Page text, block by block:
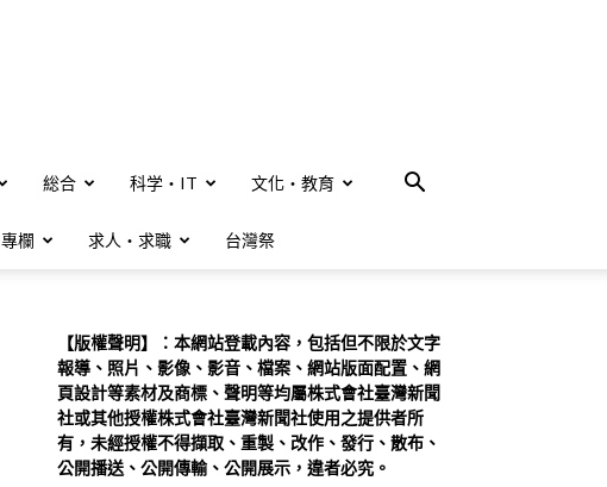
総合 科学・IT 文化・教育
專欄 求人・求職 台灣祭
【版權聲明】：本網站登載內容，包括但不限於文字
報導、照片、影像、影音、檔案、網站版面配置、網
頁設計等素材及商標、聲明等均屬株式會社臺灣新聞
社或其他授權株式會社臺灣新聞社使用之提供者所
有，未經授權不得擷取、重製、改作、發行、散布、
公開播送、公開傳輸、公開展示，違者必究。